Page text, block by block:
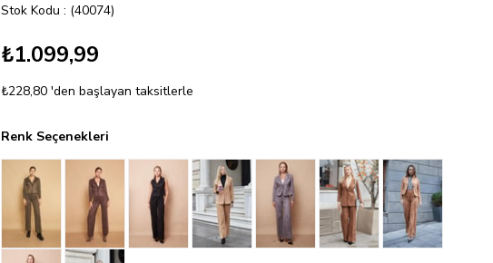
Stok Kodu (40074)
₺1.099,99
₺228,80 'den başlayan taksitlerle
Renk Seçenekleri